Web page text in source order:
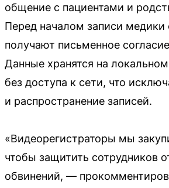
общение с пациентами и
Перед началом записи медики
получают письменное
Данные хранятся на
без доступа к сети, что
и распространение записей.
«Видеорегистраторы мы
чтобы защитить сотрудников
обвинений, —